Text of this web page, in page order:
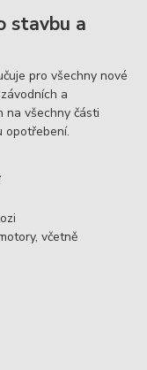
stavbu a
pro všechny nové
a
na všechny části
opotřebení.
včetně